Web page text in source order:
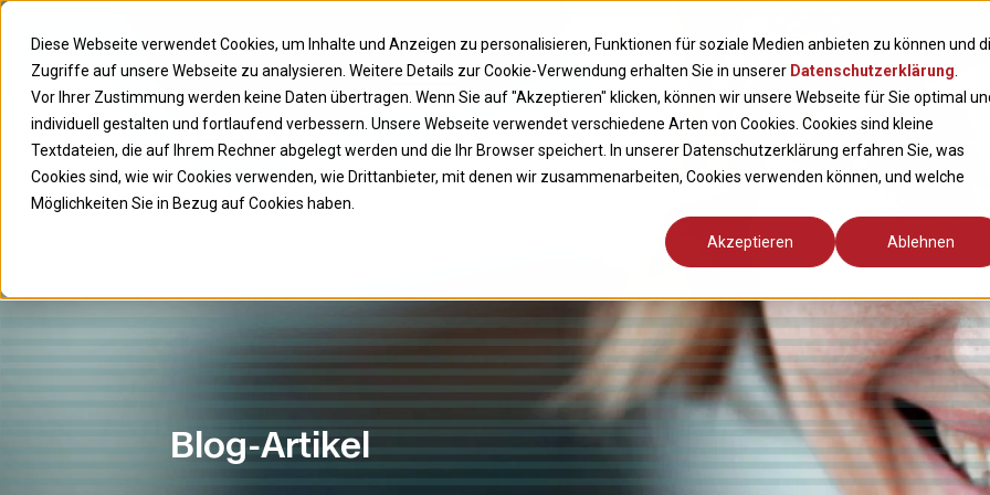
Diese Webseite verwendet Cookies, um Inhalte und Anzeigen zu personalisieren, Funktionen für soziale Medien anbieten zu können und
Zugriffe auf unsere Webseite zu analysieren. Weitere Details zur Cookie-Verwendung erhalten Sie in unserer Datenschutzerklärung
Vor Ihrer Zustimmung werden keine Daten übertragen. Wenn Sie auf "Akzeptieren" klicken, können wir unsere Webseite für Sie optimal
individuell gestalten und fortlaufend verbessern. Unsere Webseite verwendet verschiedene Arten von Cookies. Cookies sind kleine
Textdateien, die auf Ihrem Rechner abgelegt werden und die Ihr Browser speichert. In unserer Datenschutzerklärung erfahren Sie, was
Cookies sind, wie wir Cookies verwenden, wie Drittanbieter, mit denen wir zusammenarbeiten, Cookies verwenden können, und welche
Möglichkeiten Sie in Bezug auf Cookies haben.
Akzeptieren Ablehnen
Blog-Artikel